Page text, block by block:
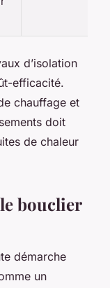
d’isolation
efficacité.
chauffage et
doit
de chaleur
bouclier
démarche
un